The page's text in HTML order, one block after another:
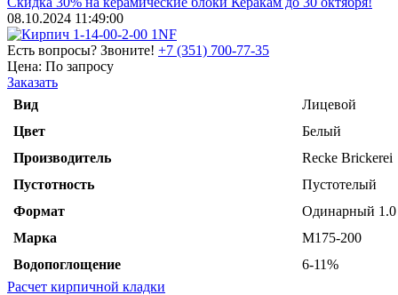
08.10.2024 11:49:00
Есть вопросы? Звоните! +7 (351) 700-77-35
Цена: По запросу
Заказать
Вид
Лицевой
Цвет
Белый
Производитель
Recke Brickerei
Пустотность
Пустотелый
Формат
Одинарный
Марка
М175-200
Водопоглощение
6-11%
Расчет кирпичной кладки